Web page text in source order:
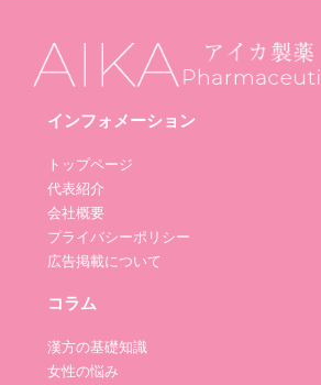
インフォメーション
トップページ
代表紹介
会社概要
プライバシーポリシー
広告掲載について
コラム
漢方の基礎知識
女性の悩み